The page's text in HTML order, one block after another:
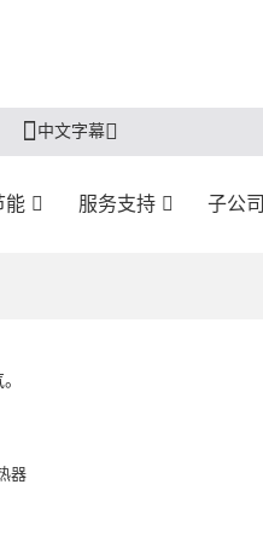
中文字幕
能 服务支持 子公司
器